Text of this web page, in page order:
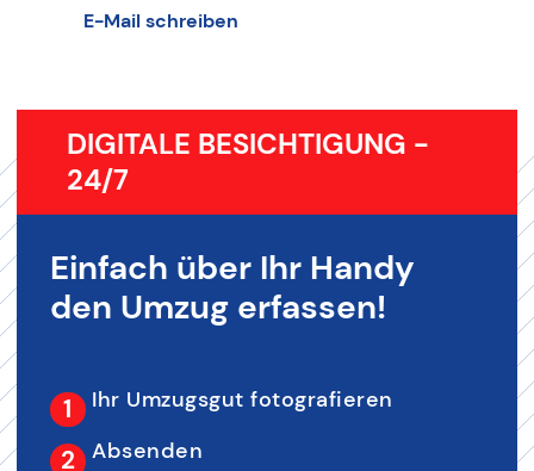
E-Mail schreiben
DIGITALE BESICHTIGUNG -
24/7
Einfach über Ihr Handy
den Umzug erfassen!
Ihr Umzugsgut fotografieren
Absenden